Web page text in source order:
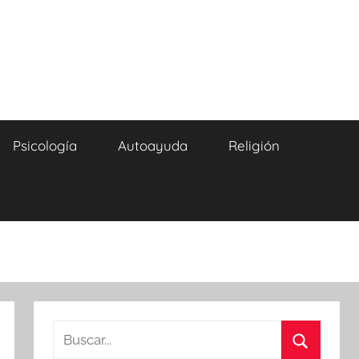
Psicología Autoayuda Religión
Buscar: